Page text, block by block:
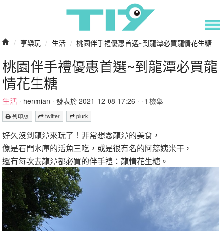
/ 享樂玩 / 生活 / 桃園伴手禮優惠首選~到龍潭必買龍情花生糖
桃園伴手禮優惠首選~到龍潭必買龍
情花生糖
生活 · henmian · 發表於 2021-12-08 17:26 · · 檢舉
列印版 twitter plurk
好久沒到龍潭來玩了！非常想念龍潭的美食，
像是石門水庫的活魚三吃，或是很有名的阿蕊姨米干，
還有每次去龍潭都必買的伴手禮：龍情花生糖。